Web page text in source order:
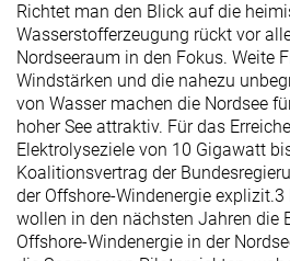
Richtet man den Blick auf die
Wasserstofferzeugung rückt vor
Nordseeraum in den Fokus. Weite
Windstärken und die nahezu
von Wasser machen die Nordsee
hoher See attraktiv. Für das
Elektrolyseziele von 10 Gigawatt
Koalitionsvertrag der
der Offshore-Windenergie explizit.3
wollen in den nächsten Jahren die
Offshore-Windenergie in der